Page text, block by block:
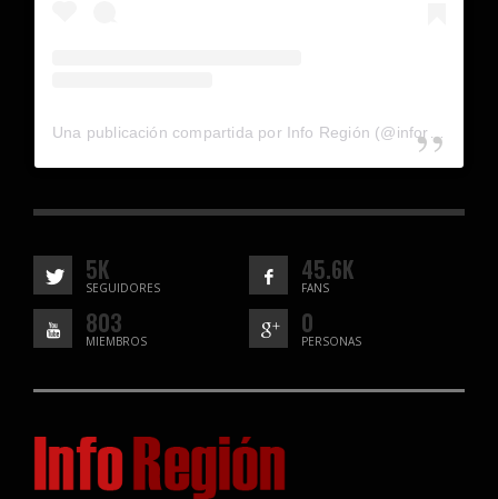
Una publicación compartida por Info Región (@inforegion_redes)
5K
SEGUIDORES
45.6K
FANS
803
MIEMBROS
0
PERSONAS